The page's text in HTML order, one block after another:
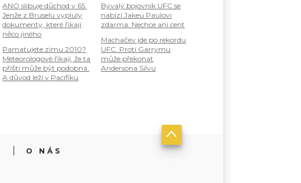
ANO slibuje důchod v 65.
Jenže z Bruselu vypluly
dokumenty, které říkají
něco jiného
Pamatujete zimu 2010?
Meteorologové říkají, že ta
příští může být podobná.
A důvod leží v Pacifiku
Bývalý bojovník UFC se
nabízí Jakeu Paulovi
zdarma. Nechce ani cent
Machačev jde po rekordu
UFC. Proti Garrymu
může překonat
Andersona Silvu
O NÁS